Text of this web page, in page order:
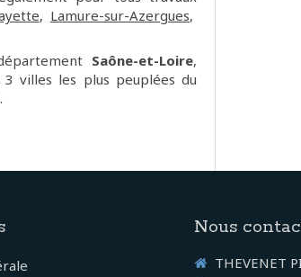
, Lamure-sur-Azergues,
Saône-et-Loire,
villes les plus peuplées du
Nous
THEVENET